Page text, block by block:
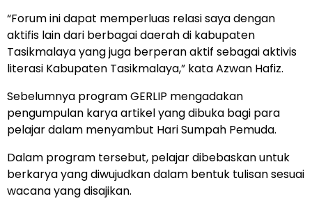
“Forum ini dapat memperluas relasi saya dengan
aktifis lain dari berbagai daerah di kabupaten
Tasikmalaya yang juga berperan aktif sebagai aktivis
literasi Kabupaten Tasikmalaya,” kata Azwan Hafiz.
Sebelumnya program GERLIP mengadakan
pengumpulan karya artikel yang dibuka bagi para
pelajar dalam menyambut Hari Sumpah Pemuda.
Dalam program tersebut, pelajar dibebaskan untuk
berkarya yang diwujudkan dalam bentuk tulisan sesuai
wacana yang disajikan.